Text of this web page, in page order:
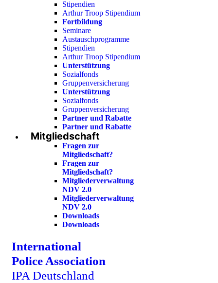
Stipendien
Arthur Troop Stipendium
Fortbildung
Seminare
Austauschprogramme
Stipendien
Arthur Troop Stipendium
Unterstützung
Sozialfonds
Gruppenversicherung
Unterstützung
Sozialfonds
Gruppenversicherung
Partner und Rabatte
Partner und Rabatte
Mitgliedschaft
Fragen zur
Mitgliedschaft?
Fragen zur
Mitgliedschaft?
Mitgliederverwaltung
NDV 2.0
Mitgliederverwaltung
NDV 2.0
Downloads
Downloads
International
Police Association
IPA Deutschland